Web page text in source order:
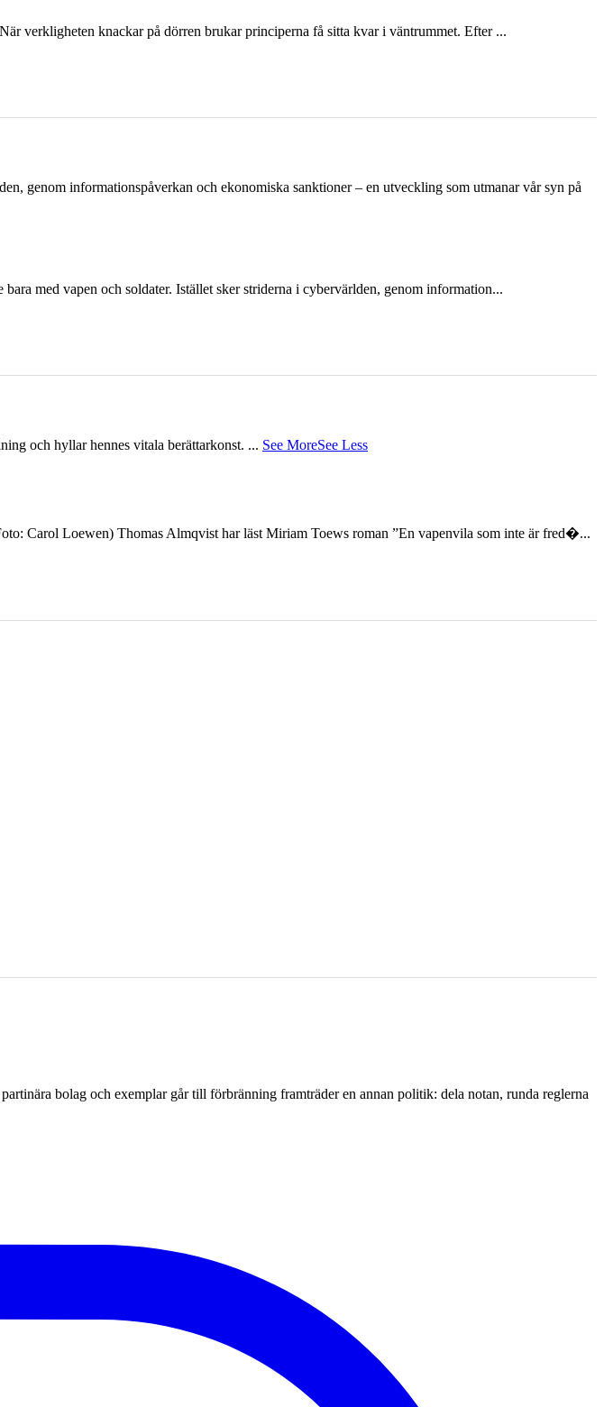
verkligheten knackar på dörren brukar principerna få sitta kvar i väntrummet. Efter ...
genom informationspåverkan och ekonomiska sanktioner – en utveckling som utmanar vår syn på
med vapen och soldater. Istället sker striderna i cybervärlden, genom information...
och hyllar hennes vitala berättarkonst. ... See MoreSee Less
Carol Loewen) Thomas Almqvist har läst Miriam Toews roman ”En vapenvila som inte är fred�...
bolag och exemplar går till förbränning framträder en annan politik: dela notan, runda reglerna